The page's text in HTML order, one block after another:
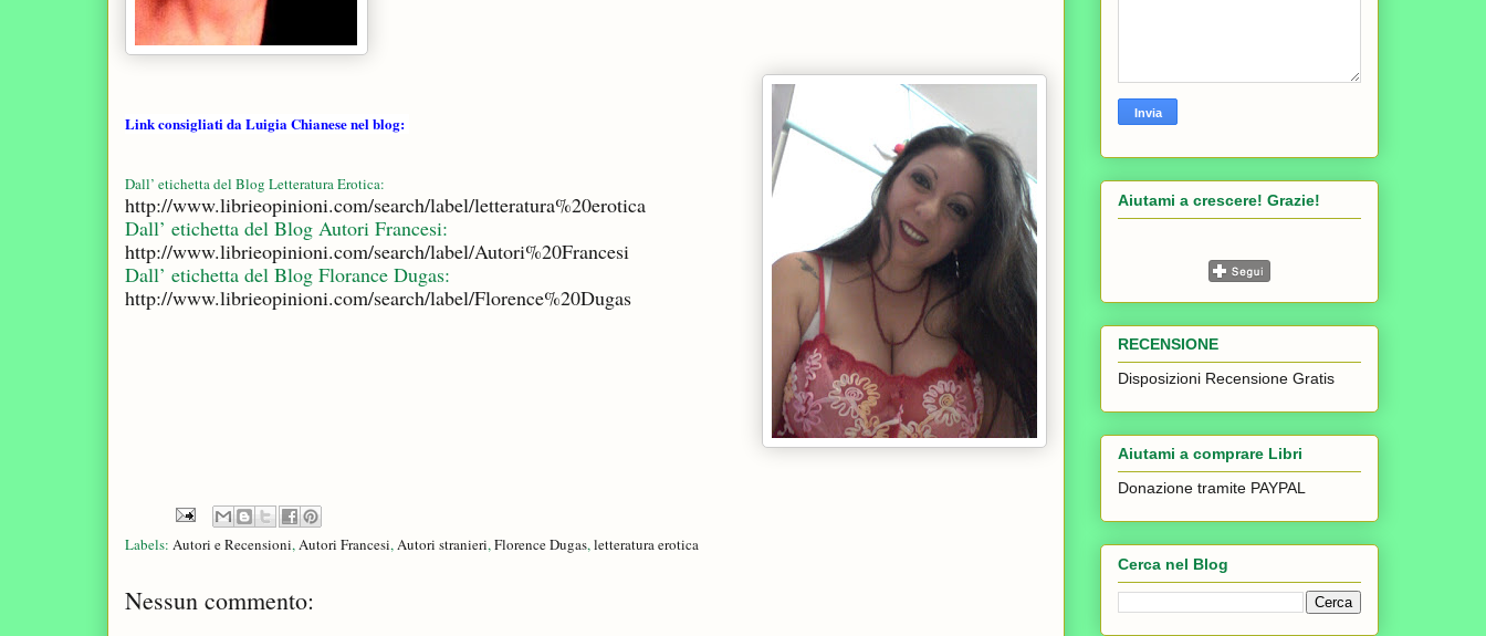
Link consigliati da Luigia Chianese nel blog:
Dall’ etichetta del Blog Letteratura Erotica:
http://www.librieopinioni.com/search/label/letteratura%20erotica
Dall’ etichetta del Blog Autori Francesi:
http://www.librieopinioni.com/search/label/Autori%20Francesi
Dall’ etichetta del Blog Florance Dugas:
http://www.librieopinioni.com/search/label/Florence%20Dugas
Labels: Autori e Recensioni, Autori Francesi, Autori stranieri, Florence Dugas, letteratura erotica
Nessun commento:
Aiutami a crescere! Grazie!
RECENSIONE
Disposizioni Recensione Gratis
Aiutami a comprare Libri
Donazione tramite PAYPAL
Cerca nel Blog